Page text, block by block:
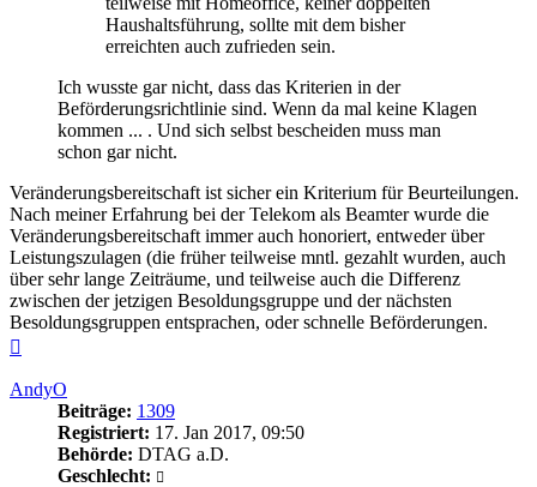
Haushaltsführung, sollte mit dem bisher
erreichten auch zufrieden sein.
Ich wusste gar nicht, dass das Kriterien in der
Beförderungsrichtlinie sind. Wenn da mal keine Klagen
kommen ... . Und sich selbst bescheiden muss man
schon gar nicht.
Veränderungsbereitschaft ist sicher ein Kriterium für Beurteilungen.
Nach meiner Erfahrung bei der Telekom als Beamter wurde die
Veränderungsbereitschaft immer auch honoriert, entweder über
Leistungszulagen (die früher teilweise mntl. gezahlt wurden, auch
über sehr lange Zeiträume, und teilweise auch die Differenz
zwischen der jetzigen Besoldungsgruppe und der nächsten
Besoldungsgruppen entsprachen, oder schnelle Beförderungen.
AndyO
Beiträge: 1309
Registriert: 17. Jan 2017, 09:50
Behörde: DTAG a.D.
Geschlecht: